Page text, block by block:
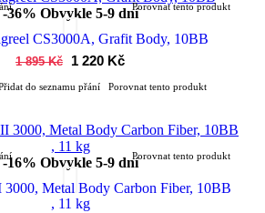
-36% Obvykle 5-9 dníPorovnat tento produkt
CS3000A, Grafit Body, 10BB
1 895 Kč
1 220 Kč
do seznamu přání Porovnat tento produkt
-16% Obvykle 5-9 dníPorovnat tento produkt
Metal Body Carbon Fiber, 10BB
, 11 kg